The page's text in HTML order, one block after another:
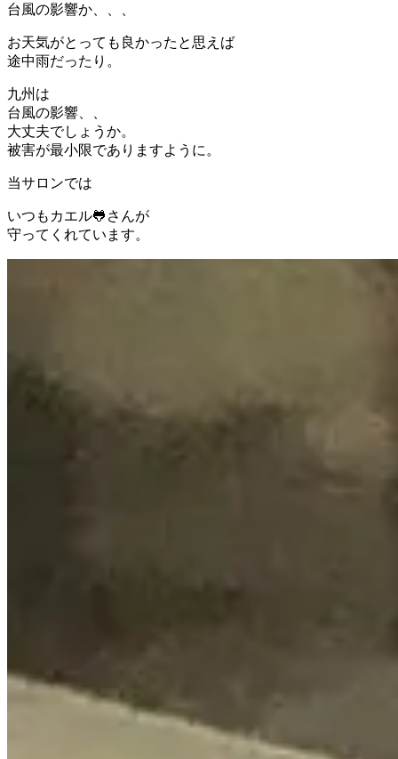
台風の影響か、、、
お天気がとっても良かったと思えば
途中雨だったり。
九州は
台風の影響、、
大丈夫でしょうか。
被害が最小限でありますように。
当サロンでは
いつもカエル🐸さんが
守ってくれています。